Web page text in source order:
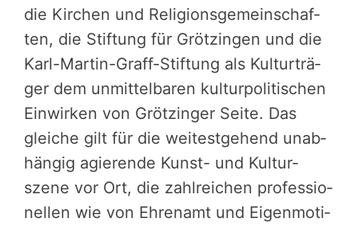
die Kirchen und Religi­ons­ge­mein­schaf­
ten, die Stif­tung für Grötzingen und die
Karl-Martin-Graff-Stiftung als Kul­tur­trä­
ger dem unmit­tel­ba­ren kultur­po­li­ti­schen
Einwirken von Gröt­zin­ger Seite. Das
gleiche gilt für die weitest­ge­hen­d u­n­ab­
hän­gig agierende Kunst- und Kultur­
szene vor Ort, die zahl­rei­chen profes­sio­
nel­len wie von Ehrenamt und Eigen­mo­ti­